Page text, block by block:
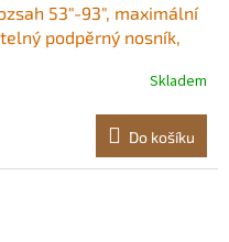
53"-93", maximální
podpěrný nosník,
sloupek zvedáku pro
Skladem
Do košíku